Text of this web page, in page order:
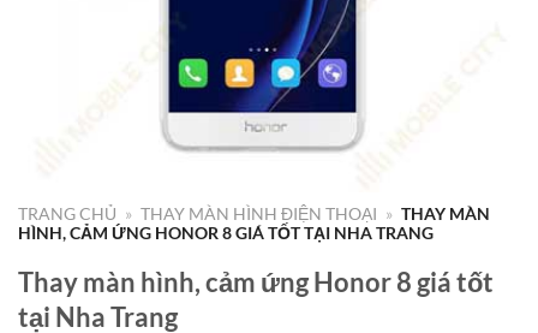
TRANG CHỦ » THAY MÀN HÌNH ĐIỆN THOẠI » THAY MÀN
HÌNH, CẢM ỨNG HONOR 8 GIÁ TỐT TẠI NHA TRANG
Thay màn hình, cảm ứng Honor 8 giá tốt
tại Nha Trang